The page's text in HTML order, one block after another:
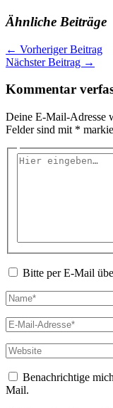
Ähnliche Beiträge
← Vorheriger Beitrag
Nächster Beitrag →
Kommentar
Deine E-Mail-Adresse
Felder sind mit *
Hier
Bitte per E-Mail
Name*
E-
Mail-
Adresse*
Website
Benachrichtige
Mail.